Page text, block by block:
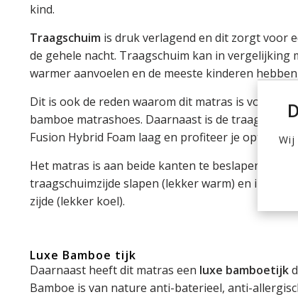
kind.
Traagschuim is druk verlagend en dit zorgt voor
de gehele nacht. Traagschuim kan in vergelijking
warmer aanvoelen en de meeste kinderen
Dit is ook de reden waarom dit matras is
bamboe matrashoes. Daarnaast is de
Fusion Hybrid Foam laag en profiteer je optimaal
Het matras is aan beide kanten te beslapen. In
traagschuimzijde slapen (lekker warm) en in de
zijde (lekker koel).
Luxe Bamboe tijk
Daarnaast heeft dit matras een luxe bamboetijk
Bamboe is van nature anti-baterieel, anti-
Wij